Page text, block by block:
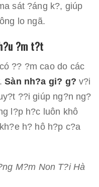
sát ?áng k?, giúp
lo ngã.
?m t?t
?? ?m cao do các
Sàn nh?a gi? g? v?i
??i giúp ng?n ng?
l?p h?c luôn khô
h? hô h?p c?a